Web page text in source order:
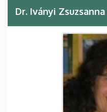
Dr. Iványi Zsuzsanna